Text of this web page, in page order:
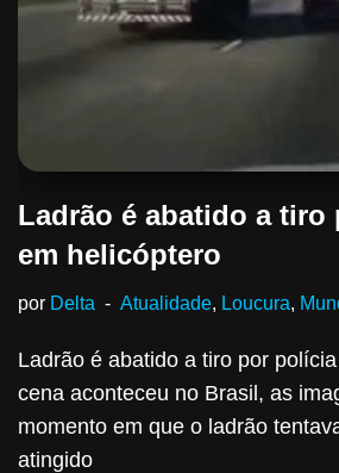
Ladrão é abatido a
em helicóptero
por Delta Atualidade, Loucura,
Ladrão é abatido a tiro por
cena aconteceu no Brasil, as
momento em que o ladrão
atingido